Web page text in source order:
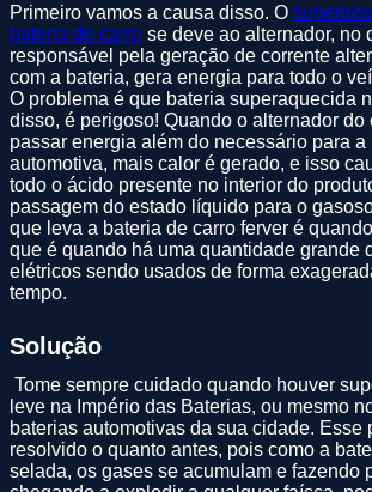
Primeiro vamos a causa disso. O
bateria de carro se deve ao alternador, no
responsável pela geração de corrente
com a bateria, gera energia para todo o
O problema é que bateria superaquecida
disso, é perigoso! Quando o alternador do
passar energia além do necessário para a
automotiva, mais calor é gerado, e isso
todo o ácido presente no interior do
passagem do estado líquido para o
que leva a bateria de carro ferver é
que é quando há uma quantidade grande
elétricos sendo usados de forma
tempo.
Solução
Tome sempre cuidado quando houver
leve na Império das Baterias, ou mesmo
baterias automotivas da sua cidade. Esse
resolvido o quanto antes, pois como a
selada, os gases se acumulam e fazendo